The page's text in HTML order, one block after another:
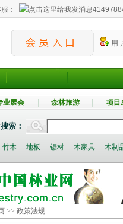
：
用
业展会 森林旅游 项目
索：
竹木 地板 锯材 木家具 木制
>> 政策法规